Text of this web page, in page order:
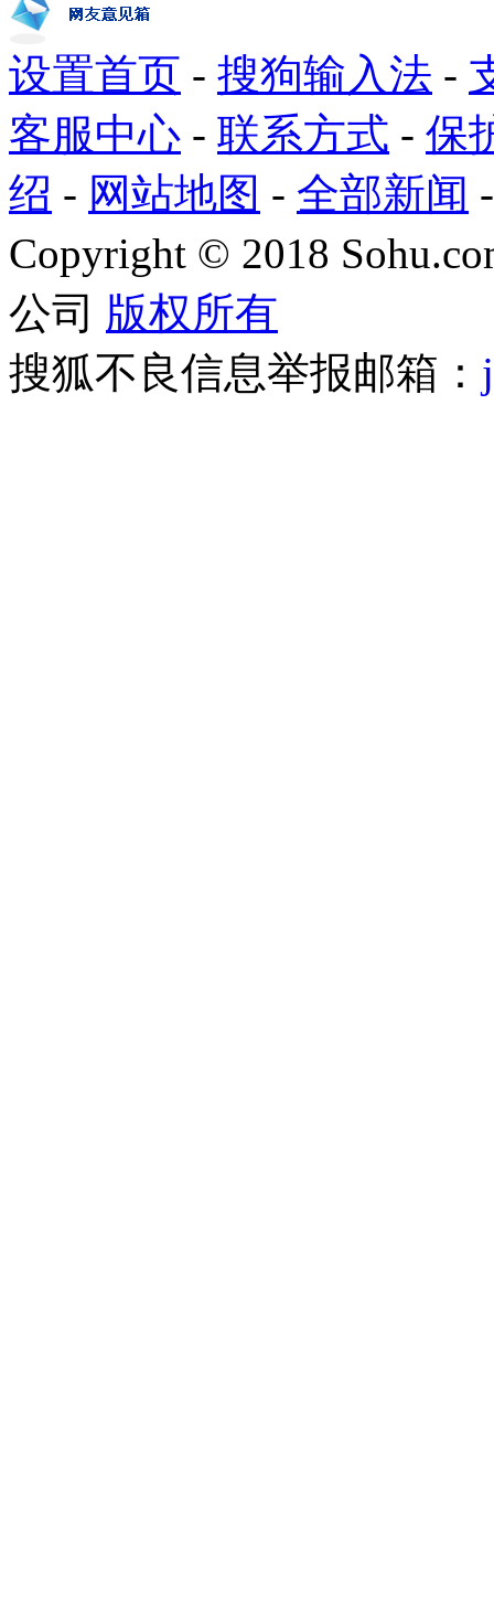
设置首页 - 搜狗输入法 -
客服中心 - 联系方式 - 保
绍 - 网站地图 - 全部新闻
Copyright © 2018
公司 版权所有
搜狐不良信息举报邮箱：